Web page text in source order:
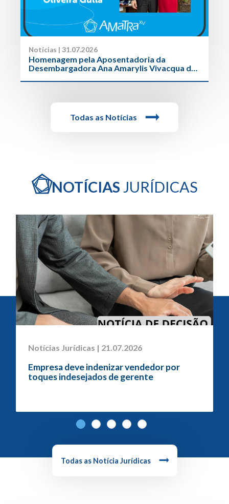
Notícias | 31.07.2026
Homenagem pela Aposentadoria da
Desembargadora Ana Amarylis Vivacqua de
Todas as Notícias
NOTÍCIAS JURÍDICAS
Notícias Jurídicas | 21.07.2026
Empresa deve indenizar vendedor por
toques indesejados de gerente
Todas as Notícia Jurídicas